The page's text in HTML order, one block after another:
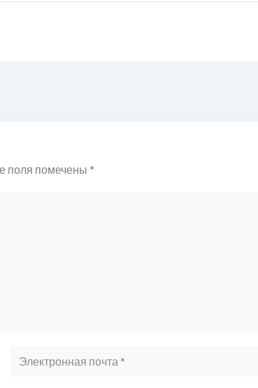
поля помечены *